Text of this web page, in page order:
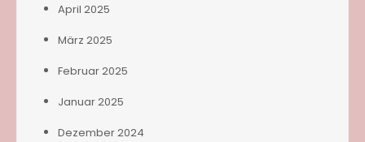
April 2025
März 2025
Februar 2025
Januar 2025
Dezember 2024